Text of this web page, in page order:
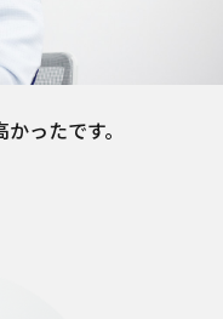
ったです。